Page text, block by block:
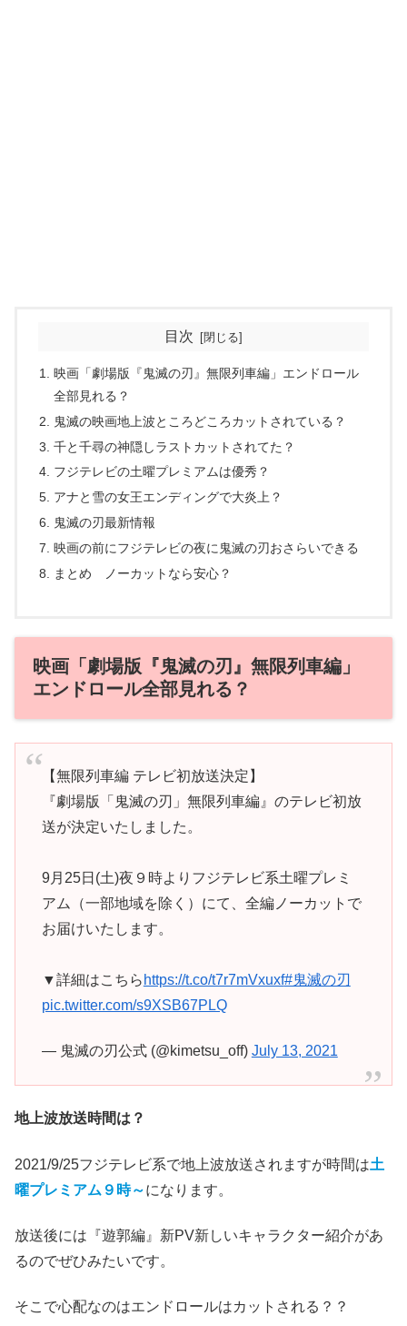
目次
映画「劇場版『鬼滅の刃』無限列車編」エンドロール
全部見れる？
鬼滅の映画地上波ところどころカットされている？
千と千尋の神隠しラストカットされてた？
フジテレビの土曜プレミアムは優秀？
アナと雪の女王エンディングで大炎上？
鬼滅の刃最新情報
映画の前にフジテレビの夜に鬼滅の刃おさらいできる
まとめ ノーカットなら安心？
映画「劇場版『鬼滅の刃』無限列車編」
エンドロール全部見れる？
【無限列車編 テレビ初放送決定】
『劇場版「鬼滅の刃」無限列車編』のテレビ初放
送が決定いたしました。
9月25日(土)夜９時よりフジテレビ系土曜プレミ
アム（一部地域を除く）にて、全編ノーカットで
お届けいたします。
▼詳細はこちら https://t.co/t7r7mVxuxf#鬼滅の刃
pic.twitter.com/s9XSB67PLQ
— 鬼滅の刃公式 (@kimetsu_off) July 13, 2021
地上波放送時間は？
2021/9/25フジテレビ系で地上波放送されますが時間は土
曜プレミアム９時～になります。
放送後には『遊郭編』新PV新しいキャラクター紹介があ
るのでぜひみたいです。
そこで心配なのはエンドロールはカットされる？？